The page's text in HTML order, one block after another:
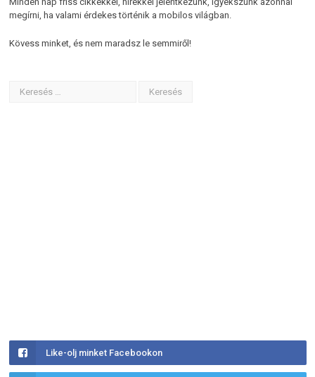
megírni, ha valami érdekes történik a mobilos világban.
Kövess minket, és nem maradsz le semmiről!
Like-olj minket Facebookon